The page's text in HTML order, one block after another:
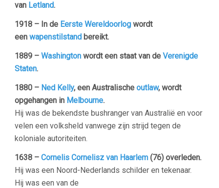
van Letland.
1918 – In de Eerste Wereldoorlog wordt
een wapenstilstand bereikt.
1889 – Washington wordt een staat van de Verenigde
Staten.
1880 – Ned Kelly, een Australische outlaw, wordt
opgehangen in Melbourne.
Hij was de bekendste bushranger van Australië en voor
velen een volksheld vanwege zijn strijd tegen de
koloniale autoriteiten.
1638 – Cornelis Cornelisz van Haarlem (76) overleden.
Hij was een Noord-Nederlands schilder en tekenaar.
Hij was een van de